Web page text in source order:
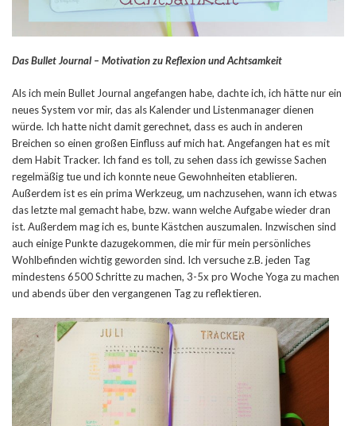
Das Bullet Journal – Motivation zu Reflexion und Achtsamkeit
Als ich mein Bullet Journal angefangen habe, dachte ich, ich hätte nur ein
neues System vor mir, das als Kalender und Listenmanager dienen
würde. Ich hatte nicht damit gerechnet, dass es auch in anderen
Breichen so einen großen Einfluss auf mich hat. Angefangen hat es mit
dem Habit Tracker. Ich fand es toll, zu sehen dass ich gewisse Sachen
regelmäßig tue und ich konnte neue Gewohnheiten etablieren.
Außerdem ist es ein prima Werkzeug, um nachzusehen, wann ich etwas
das letzte mal gemacht habe, bzw. wann welche Aufgabe wieder dran
ist. Außerdem mag ich es, bunte Kästchen auszumalen. Inzwischen sind
auch einige Punkte dazugekommen, die mir für mein persönliches
Wohlbefinden wichtig geworden sind. Ich versuche z.B. jeden Tag
mindestens 6500 Schritte zu machen, 3-5x pro Woche Yoga zu machen
und abends über den vergangenen Tag zu reflektieren.